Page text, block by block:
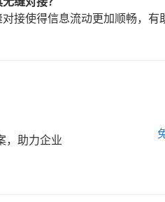
接使得信息流动更加顺畅，有
，助力企业